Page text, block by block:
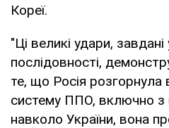
Кореї.
"Ці великі удари,
послідовності,
те, що Росія
систему ППО, включно з
навколо України, вона